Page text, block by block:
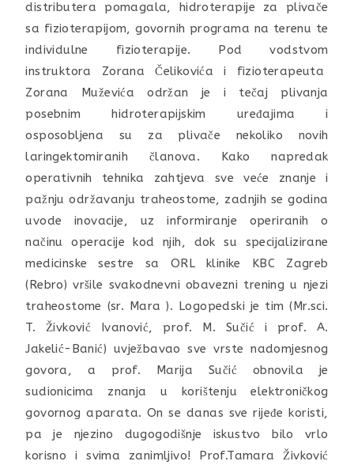
distributera pomagala, hidroterapije za plivače
sa fizioterapijom, govornih programa na terenu te
individulne fizioterapije. Pod vodstvom
instruktora Zorana Čelikovića i fizioterapeuta
Zorana Muževića održan je i tečaj plivanja
posebnim hidroterapijskim uređajima i
osposobljena su za plivače nekoliko novih
laringektomiranih članova. Kako napredak
operativnih tehnika zahtjeva sve veće znanje i
pažnju održavanju traheostome, zadnjih se godina
uvode inovacije, uz informiranje operiranih o
načinu operacije kod njih, dok su specijalizirane
medicinske sestre sa ORL klinike KBC Zagreb
(Rebro) vršile svakodnevni obavezni trening u njezi
traheostome (sr. Mara ). Logopedski je tim (Mr.sci.
T. Živković Ivanović, prof. M. Sučić i prof. A.
Jakelić-Banić) uvježbavao sve vrste nadomjesnog
govora, a prof. Marija Sučić obnovila je
sudionicima znanja u korištenju elektroničkog
govornog aparata. On se danas sve rijeđe koristi,
pa je njezino dugogodišnje iskustvo bilo vrlo
korisno i svima zanimljivo! Prof.Tamara Živković